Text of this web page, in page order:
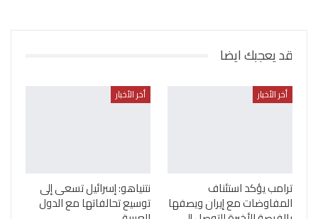
قد يعجبك ايضا
أخر الأخبار
ترامب يؤكد استئناف
المفاوضات مع إيران ويصفها
أخر الأخبار
نتنياهو: إسرائيل تسعى إلى
توسيع تحالفاتها مع الدول